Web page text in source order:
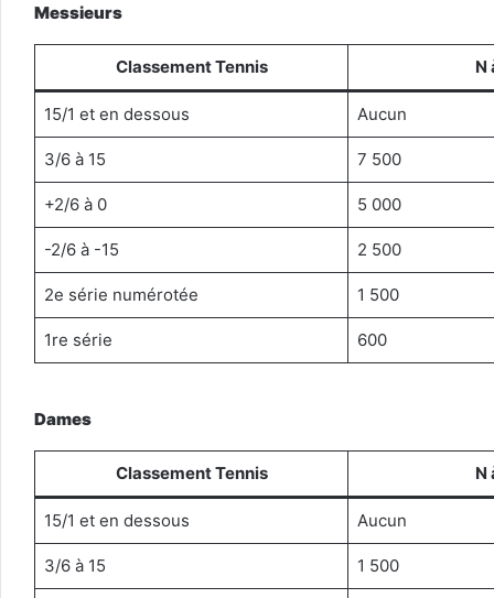
Messieurs
Classement Tennis N
15/1 et en dessous Aucun
3/6 à 15 7 500
+2/6 à 0 5 000
-2/6 à -15 2 500
2e série numérotée 1 500
1re série 600
Dames
Classement Tennis N
15/1 et en dessous Aucun
3/6 à 15 1 500